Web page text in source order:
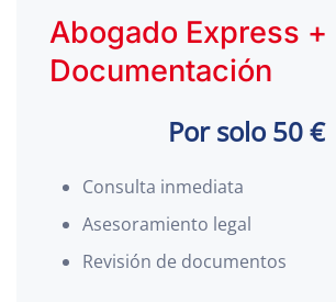
Abogado Express +
Documentación
Por solo 50 €
Consulta inmediata
Asesoramiento legal
Revisión de documentos